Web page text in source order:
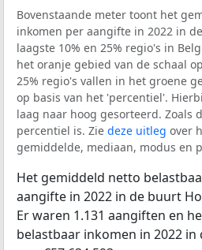
Bovenstaande meter toont het
inkomen per aangifte in 2022 in
laagste 10% en 25% regio's in
het oranje gebied van de schaal
25% regio's vallen in het groene
op basis van het 'percentiel'.
laag naar hoog gesorteerd. Zoals
percentiel is. Zie deze uitleg over
gemiddelde, mediaan, modus en
Het gemiddeld netto
aangifte in 2022 in de buurt
Er waren 1.131 aangiften en
belastbaar inkomen in 2022